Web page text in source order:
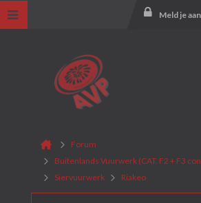
Meld je
Forum
Buitenlands Vuurwerk (CAT. F2 + F3
Siervuurwerk
Riakeo